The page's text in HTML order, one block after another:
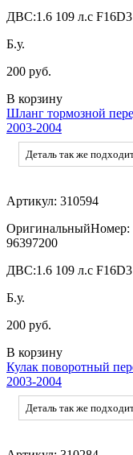
ДВС:1.6 109 л.с
Б.у.
200 руб.
В корзину
Шланг тормозной
2003-2004
Деталь так же
Артикул: 310594
ОригинальныйНомер:
96397200
ДВС:1.6 109 л.с
Б.у.
200 руб.
В корзину
Кулак поворотный
2003-2004
Деталь так же